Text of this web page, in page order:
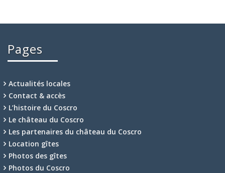
Pages
Actualités locales
Contact & accès
L’histoire du Coscro
Le château du Coscro
Les partenaires du château du Coscro
Location gîtes
Photos des gîtes
Photos du Coscro